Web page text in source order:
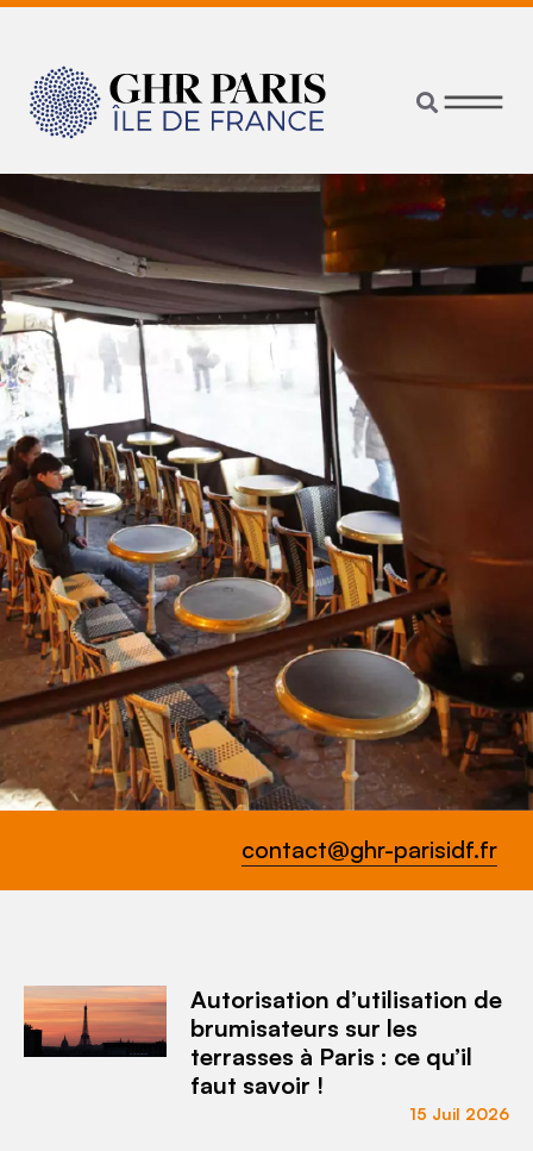
contact@ghr-parisidf.fr
Autorisation d’utilisation de
brumisateurs sur les
terrasses à Paris : ce qu’il
faut savoir !
15 Juil 2026